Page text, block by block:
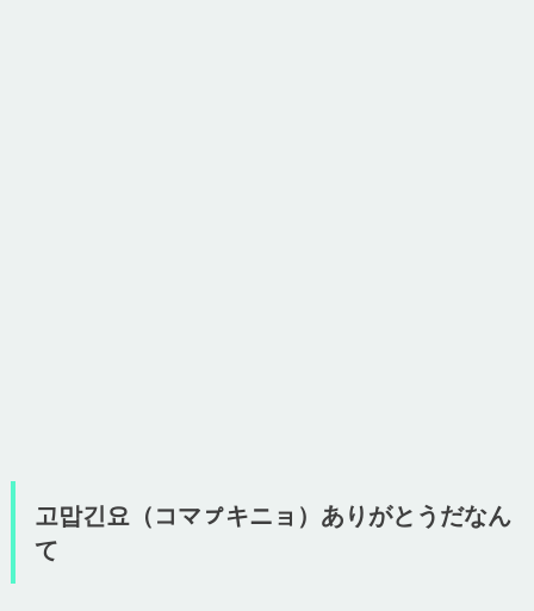
고맙긴요（コマㇷ゚キニョ）ありがとうだなん
て